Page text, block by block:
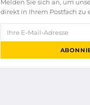
Melden Sie sich an, um
direkt in Ihrem Postfach zu
Ihre E-Mail-Adresse